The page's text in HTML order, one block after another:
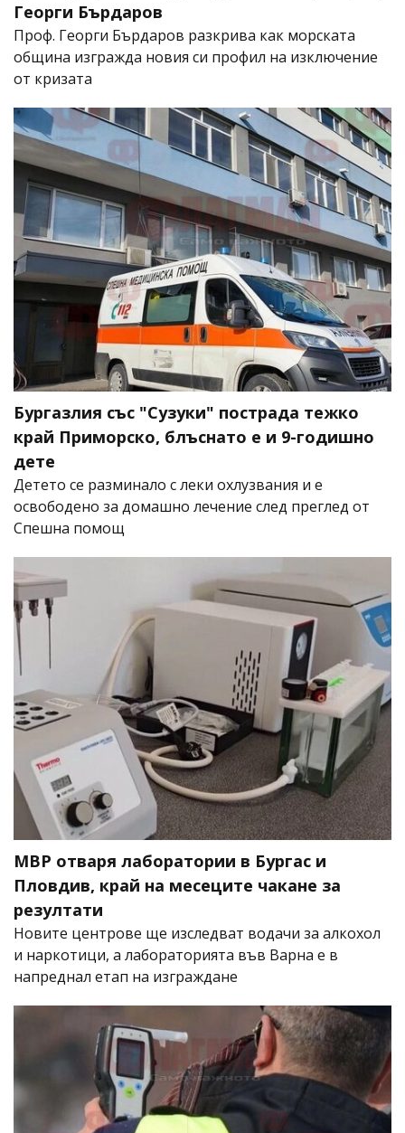
Георги Бърдаров
Проф. Георги Бърдаров разкрива как морската
община изгражда новия си профил на изключение
от кризата
Бургазлия със "Сузуки" пострада тежко
край Приморско, блъснато е и 9-годишно
дете
Детето се разминало с леки охлузвания и е
освободено за домашно лечение след преглед от
Спешна помощ
МВР отваря лаборатории в Бургас и
Пловдив, край на месеците чакане за
резултати
Новите центрове ще изследват водачи за алкохол
и наркотици, а лабораторията във Варна е в
напреднал етап на изграждане